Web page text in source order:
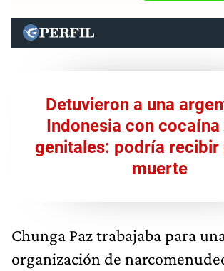
Detuvieron a una
Indonesia con cocaína
genitales: podría recibir
muerte
Chunga Paz trabajaba para
organización de